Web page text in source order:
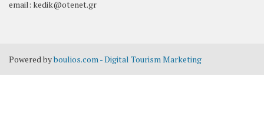
email: kedik@otenet.gr
Powered byboulios.com - Digital Tourism Marketing